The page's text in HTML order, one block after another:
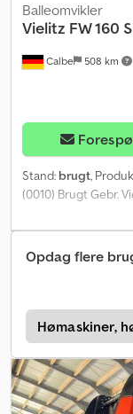
Calbe 508 km
Balleomvikler
Vielitz FW 160
Stand: brugt,
(0010) Brugt Gebr.
Serienummer:
(0050) Bowden-
ballentæller, 12 V
reserveholder til
Opdag flere
Hømaskiner,